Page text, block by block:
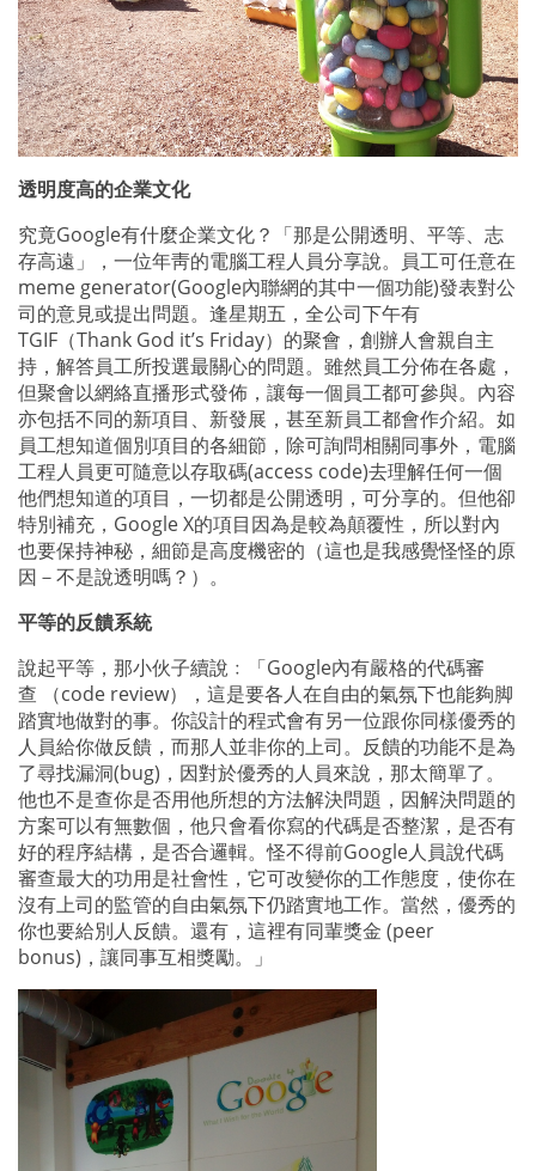
透明度高的企業文化
究竟Google有什麼企業文化？「那是公開透明、平等、志
存高遠」，一位年靑的電腦工程人員分享說。員工可任意在
meme generator(Google內聯網的其中一個功能)發表對公
司的意見或提出問題。逢星期五，全公司下午有
TGIF （Thank God it’s Friday）的聚會，創辦人會親自主
持，解答員工所投選最關心的問題。雖然員工分佈在各處，
但聚會以網絡直播形式發佈，讓每一個員工都可參與。內容
亦包括不同的新項目、新發展，甚至新員工都會作介紹。如
員工想知道個別項目的各細節，除可詢問相關同事外，電腦
工程人員更可隨意以存取碼(access code)去理解任何一個
他們想知道的項目，一切都是公開透明，可分享的。但他卻
特別補充， Google X的項目因為是較為顛覆性，所以對內
也要保持神秘，細節是高度機密的（這也是我感覺怪怪的原
因－不是說透明嗎？）。
平等的反饋系統
說起平等，那小伙子續說﹕「Google內有嚴格的代碼審
查 （code review），這是要各人在自由的氣氛下也能夠脚
踏實地做對的事。你設計的程式會有另一位跟你同樣優秀的
人員給你做反饋，而那人並非你的上司。反饋的功能不是為
了尋找漏洞(bug) ，因對於優秀的人員來說，那太簡單了。
他也不是查你是否用他所想的方法解決問題，因解決問題的
方案可以有無數個，他只會看你寫的代碼是否整潔，是否有
好的程序結構，是否合邏輯。怪不得前Google人員說代碼
審查最大的功用是社會性，它可改變你的工作態度，使你在
沒有上司的監管的自由氣氛下仍踏實地工作。當然，優秀的
你也要給別人反饋。還有，這裡有同輩獎金 (peer
bonus) ，讓同事互相獎勵。」